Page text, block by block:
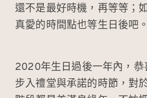
還不是最好時機，再等等；
真愛的時間點也等生日後吧。
2020年生日過後一年內，
步入禮堂與承諾的時節，對